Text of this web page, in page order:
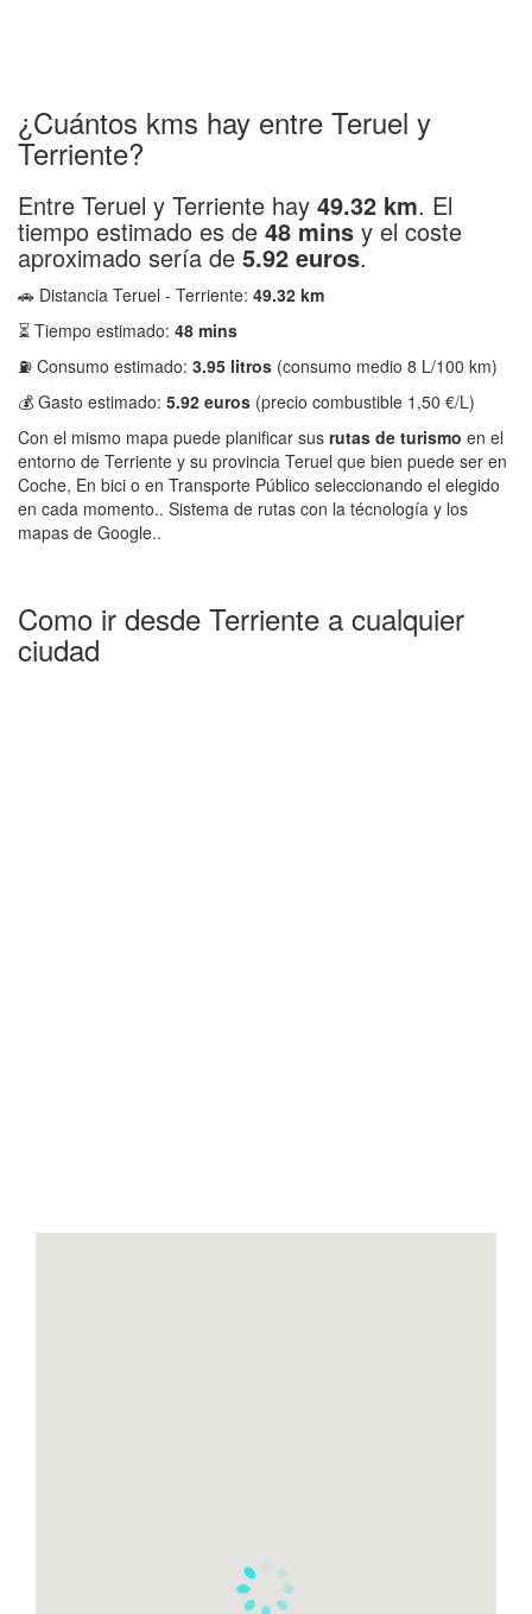
¿Cuántos kms hay entre Teruel y
Terriente?
Entre Teruel y Terriente hay 49.32 km. El
tiempo estimado es de 48 mins y el coste
aproximado sería de 5.92 euros.
🚗 Distancia Teruel - Terriente: 49.32 km
⏳ Tiempo estimado: 48 mins
⛽ Consumo estimado: 3.95 litros (consumo medio 8 L/100 km)
💰 Gasto estimado: 5.92 euros (precio combustible 1,50 €/L)
Con el mismo mapa puede planificar sus rutas de turismo en el
entorno de Terriente y su provincia Teruel que bien puede ser en
Coche, En bici o en Transporte Público seleccionando el elegido
en cada momento.. Sistema de rutas con la técnología y los
mapas de Google..
Como ir desde Terriente a cualquier
ciudad